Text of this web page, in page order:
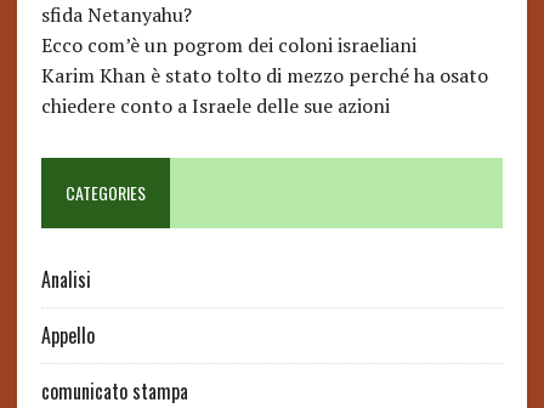
sfida Netanyahu?
Ecco com’è un pogrom dei coloni israeliani
Karim Khan è stato tolto di mezzo perché ha osato
chiedere conto a Israele delle sue azioni
CATEGORIES
Analisi
Appello
comunicato stampa